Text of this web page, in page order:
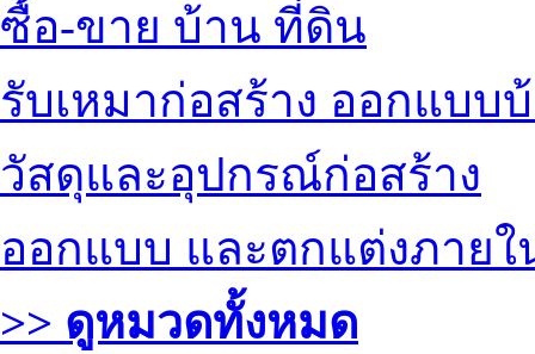
ซื้อ-ขาย บ้าน ที่ดิน
รับเหมาก่อสร้าง ออกแบบ
วัสดุและอุปกรณ์ก่อสร้าง
ออกแบบ และตกแต่งภายใ
>> ดูหมวดทั้งหมด